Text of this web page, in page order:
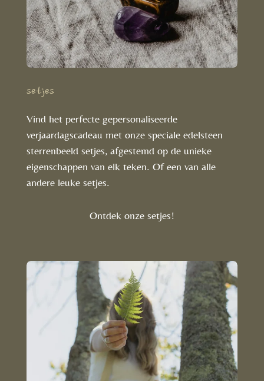
setjes
Vind het perfecte gepersonaliseerde
verjaardagscadeau met onze speciale edelsteen
sterrenbeeld setjes, afgestemd op de unieke
eigenschappen van elk teken. Of een van alle
andere leuke setjes.
Ontdek onze setjes!